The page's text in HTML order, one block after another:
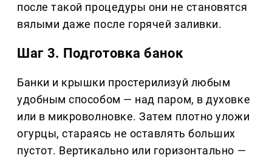
после такой процедуры они не становятся
вялыми даже после горячей заливки.
Шаг 3. Подготовка банок
Банки и крышки простерилизуй любым
удобным способом — над паром, в духовке
или в микроволновке. Затем плотно уложи
огурцы, стараясь не оставлять больших
пустот. Вертикально или горизонтально —